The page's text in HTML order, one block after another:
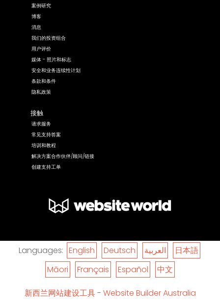
案例研究
博客
消息
我们的投资组合
用户评价
媒体 - 照片和标志
安全和业务连续性计划
条款和条件
隐私政策
接触
请求服务
常见支持答案
培训和教程
解决方案合作伙伴/顾问/链接
创建支持工单
Languages: English Deutsch العربية
日本語
Māori
Français Español 中文
新西兰网站建设工具- Website Builder Australia